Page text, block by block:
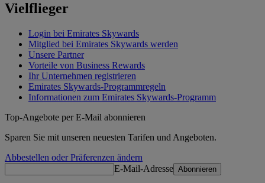
Vielflieger
Login bei Emirates Skywards
Mitglied bei Emirates Skywards werden
Unsere Partner
Vorteile von Business Rewards
Ihr Unternehmen registrieren
Emirates Skywards-Programmregeln
Informationen zum Emirates Skywards-Programm
Top-Angebote per E-Mail abonnieren
Sparen Sie mit unseren neuesten Tarifen und Angeboten.
Abbestellen oder Präferenzen ändern
E-Mail-Adresse Abonnieren